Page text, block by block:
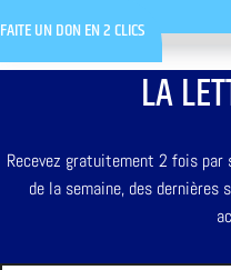
FAITE UN DON EN 2 CLICS
LA
Recevez gratuitement 2 fois
de la semaine, des